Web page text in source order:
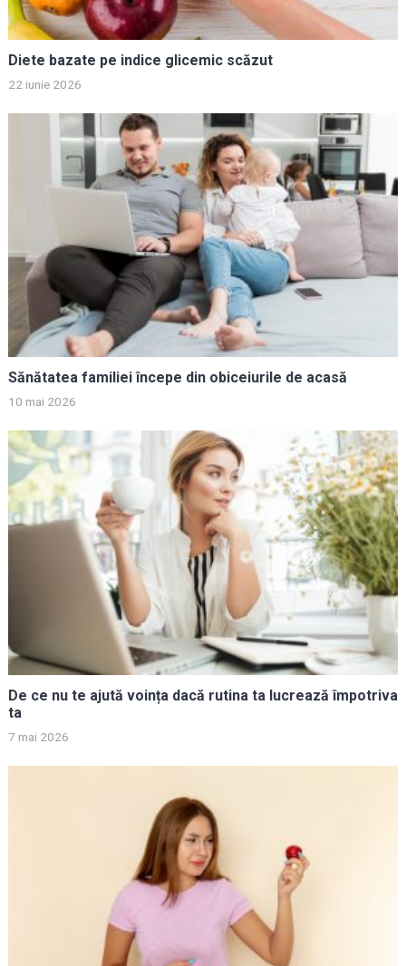
Diete bazate pe indice glicemic scăzut
22 iunie 2026
Sănătatea familiei începe din obiceiurile de acasă
10 mai 2026
De ce nu te ajută voința dacă rutina ta lucrează împotriva
ta
7 mai 2026